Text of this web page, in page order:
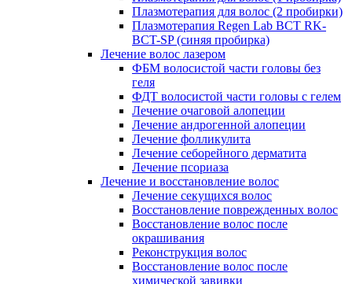
Плазмотерапия для волос (2 пробирки)
Плазмотерапия Regen Lab BCT RK-
BCT-SP (синяя пробирка)
Лечение волос лазером
ФБМ волосистой части головы без
геля
ФДТ волосистой части головы с гелем
Лечение очаговой алопеции
Лечение андрогенной алопеции
Лечение фолликулита
Лечение себорейного дерматита
Лечение псориаза
Лечение и восстановление волос
Лечение секущихся волос
Восстановление поврежденных волос
Восстановление волос после
окрашивания
Реконструкция волос
Восстановление волос после
химической завивки